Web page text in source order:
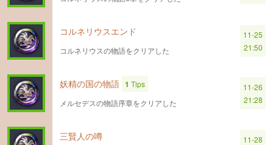
コルネリウスエンド
コルネリウスの物語をクリアした
11-25
21:50
妖精の国の物語 1 Tips
メルセデスの物語序章をクリアした
11-26
21:28
三賢人の噂
11-28